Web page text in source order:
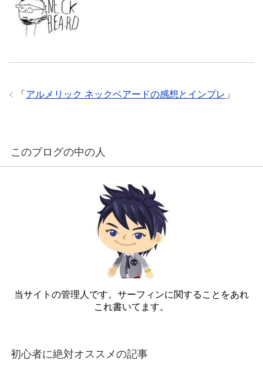
「 アルメリック ネックベアードの感想とインプレ 」
このブログの中の人
当サイトの管理人です。サーフィンに関することをあれ
これ書いてます。
初心者に絶対オススメの記事